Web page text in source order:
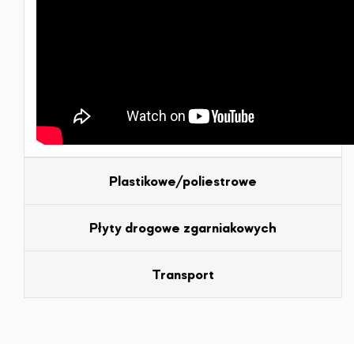
Plastikowe/poliestrowe
Płyty drogowe zgarniakowych
Transport